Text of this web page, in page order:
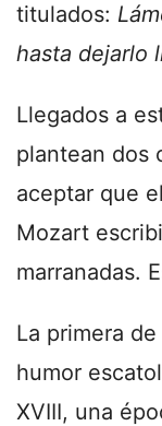
titulados:
hasta dejarlo
Llegados a
plantean dos
aceptar que
Mozart
marranadas.
La primera
humor
XVIII, una